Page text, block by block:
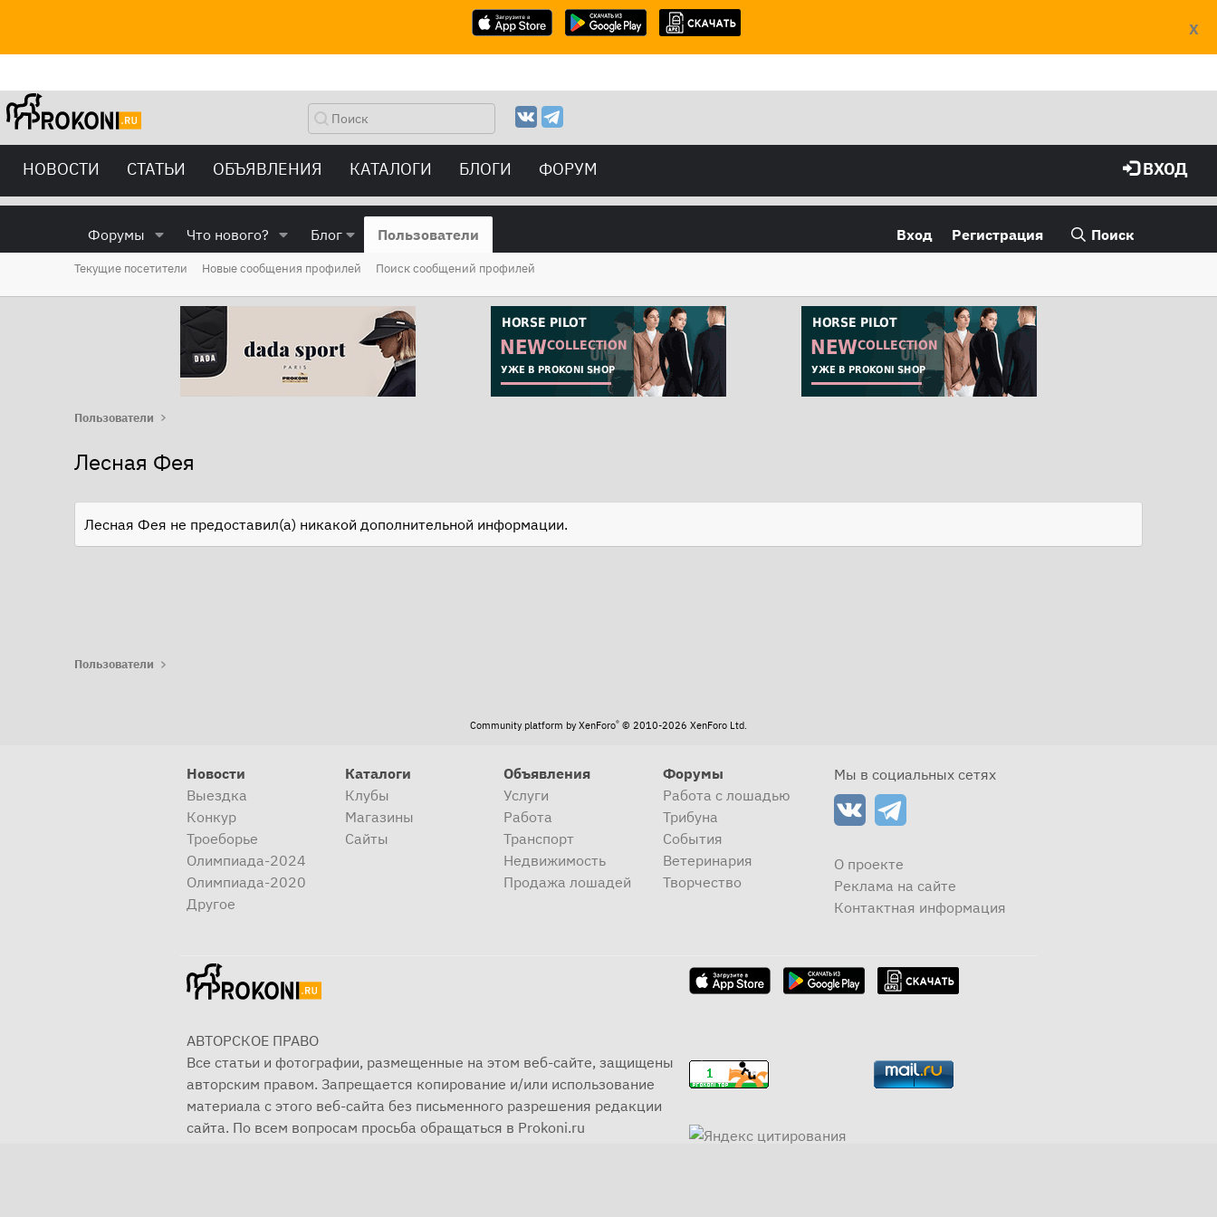
X
НОВОСТИ СТАТЬИ ОБЪЯВЛЕНИЯ КАТАЛОГИ БЛОГИ ФОРУМ ВХОД
Форумы Что нового? Блог Пользователи Вход Регистрация Поиск
Текущие посетители Новые сообщения профилей Поиск сообщений профилей
Пользователи
Лесная Фея
Лесная Фея не предоставил(а) никакой дополнительной информации.
Пользователи
Community platform by XenForo® © 2010-2026 XenForo Ltd.
Новости
Выездка
Конкур
Троеборье
Олимпиада-2024
Олимпиада-2020
Другое
Каталоги
Клубы
Магазины
Сайты
Объявления
Услуги
Работа
Транспорт
Недвижимость
Продажа лошадей
Форумы
Работа с лошадью
Трибуна
События
Ветеринария
Творчество
Мы в социальных сетях
О проекте
Реклама на сайте
Контактная информация
АВТОРСКОЕ ПРАВО
Все статьи и фотографии, размещенные на этом веб-сайте, защищены
авторским правом. Запрещается копирование и/или использование
материала с этого веб-сайта без письменного разрешения редакции
сайта. По всем вопросам просьба обращаться в Prokoni.ru